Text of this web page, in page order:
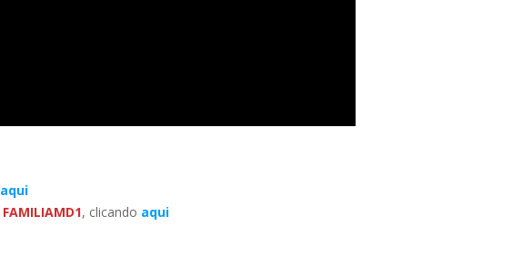
aqui
FAMILIAMD1, clicando aqui